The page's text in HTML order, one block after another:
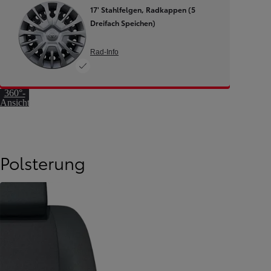
17' Stahlfelgen, Radkappen (5
Dreifach Speichen)
Rad-Info
360°-
Ansicht
Polsterung